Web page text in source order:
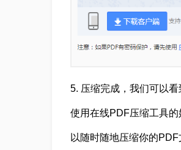
5. 压缩完成，我们可以
使用在线PDF压缩工具
以随时随地压缩你的PDF